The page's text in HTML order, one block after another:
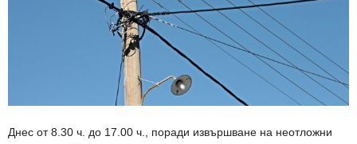
Днес от 8.30 ч. до 17.00 ч., поради извършване на неотложни